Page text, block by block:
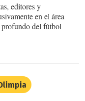
editores y
en el área
del fútbol